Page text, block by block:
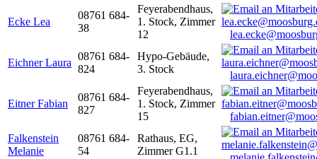
Ecke Lea
08761 684-
38
Feyerabendhaus,
1. Stock, Zimmer
12
Eichner Laura
08761 684-
824
Hypo-Gebäude,
3. Stock
Eitner Fabian
08761 684-
827
Feyerabendhaus,
1. Stock, Zimmer
15
Falkenstein
Melanie
08761 684-
54
Rathaus, EG,
Zimmer G1.1